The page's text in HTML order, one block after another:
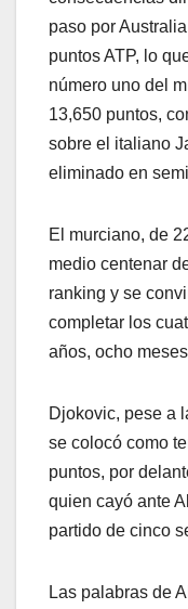
paso por
puntos ATP, lo
número uno del
13,650 puntos,
sobre el italiano
eliminado en
El murciano, de
medio centenar
ranking y se
completar los
años, ocho
Djokovic, pese a
se colocó como
puntos, por
quien cayó ante
partido de cinco
Las palabras de